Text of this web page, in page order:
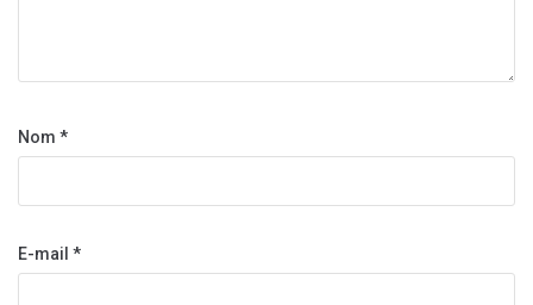
Nom *
E-mail *